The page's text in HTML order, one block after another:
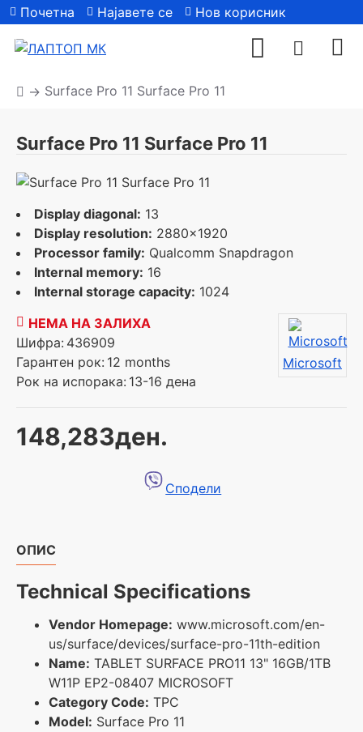
Почетна Најавете се
Нов корисник
| Сите модели
Surface Pro 11 Surface Pro 11
Surface Pro 11 Surface Pro 11
Display diagonal: 13
Display resolution: 2880x1920
Processor family: Qualcomm Snapdragon
Internal memory: 16
Internal storage capacity: 1024
148,283ден.
НЕМА НА ЗАЛИХА
Шифра: 436909
Гарантен рок: 12 months
Рок на испорака: 13-16 дена
Microsoft
Сподели
ОПИС
Technical Specifications
Vendor Homepage: www.microsoft.com/en-
us/surface/devices/surface-pro-11th-edition
Name: TABLET SURFACE PRO11 13" 16GB/1TB
W11P EP2-08407 MICROSOFT
Category Code: TPC
Model: Surface Pro 11